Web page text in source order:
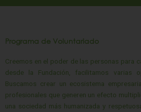
Programa de Voluntariado
Creemos en el poder de las personas para
desde la Fundación, facilitamos varias
Buscamos crear un ecosistema
profesionales que generen un efecto
una sociedad más humanizada y